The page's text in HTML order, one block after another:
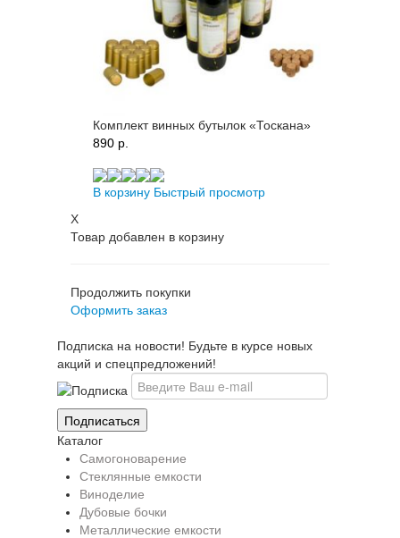
Комплект винных бутылок «Тоскана»
890 p.
В корзину Быстрый просмотр
X
Товар добавлен в корзину
Продолжить покупки
Оформить заказ
Подписка на новости! Будьте в курсе новых
акций и спецпредложений!
Каталог
Самогоноварение
Стеклянные емкости
Виноделие
Дубовые бочки
Металлические емкости